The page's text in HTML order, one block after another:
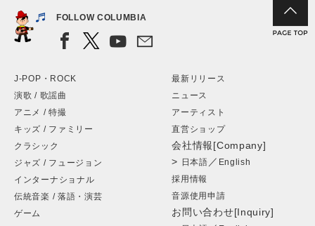
FOLLOW COLUMBIA
J-POP・ROCK
演歌 / 歌謡曲
アニメ / 特撮
キッズ / ファミリー
クラシック
ジャズ / フュージョン
インターナショナル
伝統音楽 / 落語・演芸
ゲーム
最新リリース
ニュース
アーティスト
直営ショップ
会社情報[Company]
> 日本語 ／ English
採用情報
音源使用申請
お問い合わせ[Inquiry]